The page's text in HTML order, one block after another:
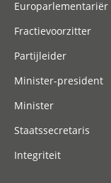
Europarlementariër
Fractievoorzitter
Partijleider
Minister-president
Minister
Staatssecretaris
Integriteit